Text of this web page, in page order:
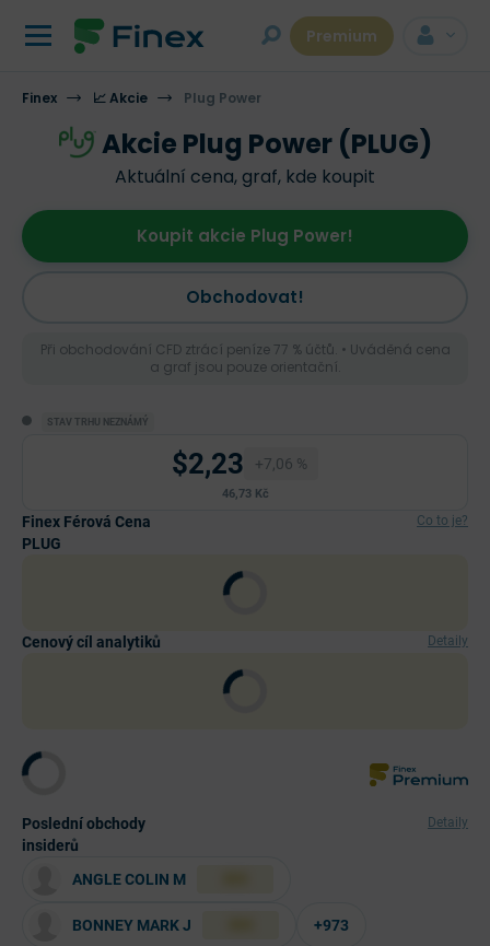
Premium
Finex 📈 Akcie Plug Power
Akcie Plug Power (PLUG)
Aktuální cena, graf, kde koupit
Obchodovat!
Koupit akcie Plug Power!
Při obchodování CFD ztrácí peníze 77 % účtů. • Uváděná cena
a graf jsou pouze orientační.
STAV TRHU NEZNÁMÝ
$2,23 +7,06 %
46,73 Kč
Finex Férová Cena
PLUG
Co to je?
Cenový cíl analytiků Detaily
Poslední obchody
insiderů
Detaily
ANGLE COLIN M
BONNEY MARK J +973